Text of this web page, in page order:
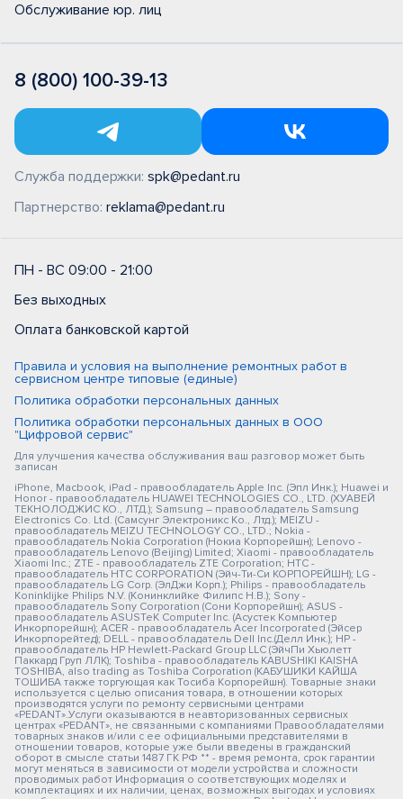
Обслуживание юр. лиц
8 (800) 100-39-13
Служба поддержки: spk@pedant.ru
Партнерство: reklama@pedant.ru
ПН - ВС 09:00 - 21:00
Без выходных
Оплата банковской картой
Правила и условия на выполнение ремонтных работ в
сервисном центре типовые (единые)
Политика обработки персональных данных
Политика обработки персональных данных в ООО
"Цифровой сервис"
Для улучшения качества обслуживания ваш разговор может быть
записан
iPhone, Macbook, iPad - правообладатель Apple Inc. (Эпл Инк.); Huawei и
Honor - правообладатель HUAWEI TECHNOLOGIES CO., LTD. (ХУАВЕЙ
ТЕКНОЛОДЖИС КО., ЛТД.); Samsung – правообладатель Samsung
Electronics Co. Ltd. (Самсунг Электроникс Ко., Лтд.); MEIZU -
правообладатель MEIZU TECHNOLOGY CO., LTD.; Nokia -
правообладатель Nokia Corporation (Нокиа Корпорейшн); Lenovo -
правообладатель Lenovo (Beijing) Limited; Xiaomi - правообладатель
Xiaomi Inc.; ZTE - правообладатель ZTE Corporation; HTC -
правообладатель HTC CORPORATION (Эйч-Ти-Си КОРПОРЕЙШН); LG -
правообладатель LG Corp. (ЭлДжи Корп.); Philips - правообладатель
Koninklijke Philips N.V. (Конинклийке Филипс Н.В.); Sony -
правообладатель Sony Corporation (Сони Корпорейшн); ASUS -
правообладатель ASUSTeK Computer Inc. (Асустек Компьютер
Инкорпорейшн); ACER - правообладатель Acer Incorporated (Эйсер
Инкорпорейтед); DELL - правообладатель Dell Inc.(Делл Инк.); HP -
правообладатель HP Hewlett-Packard Group LLC (ЭйчПи Хьюлетт
Паккард Груп ЛЛК); Toshiba - правообладатель KABUSHIKI KAISHA
TOSHIBA, also trading as Toshiba Corporation (КАБУШИКИ КАЙША
ТОШИБА также торгующая как Тосиба Корпорейшн). Товарные знаки
используется с целью описания товара, в отношении которых
производятся услуги по ремонту сервисными центрами
«PEDANT».Услуги оказываются в неавторизованных сервисных
центрах «PEDANT», не связанными с компаниями Правообладателями
товарных знаков и/или с ее официальными представителями в
отношении товаров, которые уже были введены в гражданский
оборот в смысле статьи 1487 ГК РФ ** - время ремонта, срок гарантии
могут меняться в зависимости от модели устройства и сложности
проводимых работ Информация о соответствующих моделях и
комплектациях и их наличии, ценах, возможных выгодах и условиях